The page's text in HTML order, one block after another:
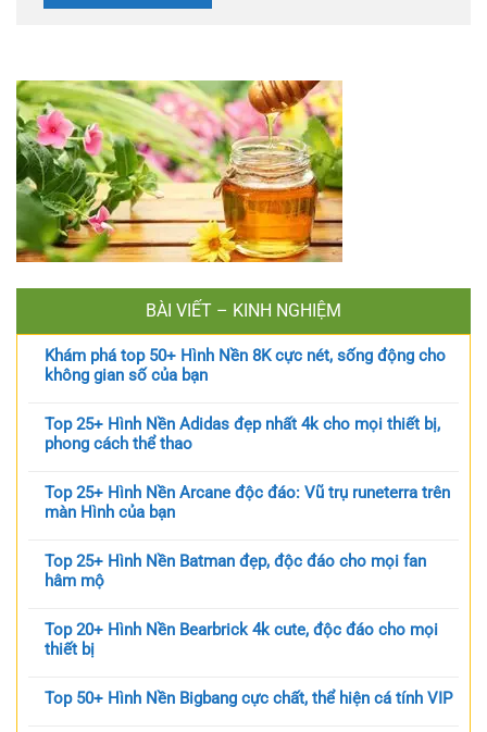
BÀI VIẾT – KINH NGHIỆM
Khám phá top 50+ Hình Nền 8K cực nét, sống động cho
không gian số của bạn
Top 25+ Hình Nền Adidas đẹp nhất 4k cho mọi thiết bị,
phong cách thể thao
Top 25+ Hình Nền Arcane độc đáo: Vũ trụ runeterra trên
màn Hình của bạn
Top 25+ Hình Nền Batman đẹp, độc đáo cho mọi fan
hâm mộ
Top 20+ Hình Nền Bearbrick 4k cute, độc đáo cho mọi
thiết bị
Top 50+ Hình Nền Bigbang cực chất, thể hiện cá tính VIP